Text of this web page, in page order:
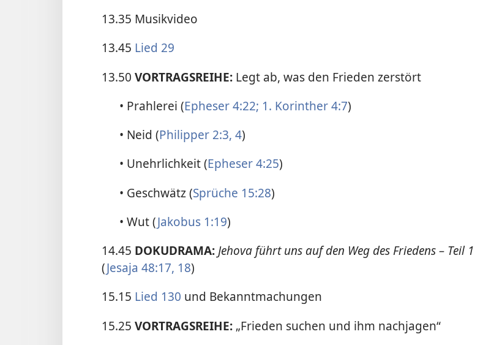
13.35 Musikvideo
13.45 Lied 29
13.50 VORTRAGSREIHE: Legt ab, was den Frieden zerstört
• Prahlerei (Epheser 4:22; 1. Korinther 4:7)
• Neid (Philipper 2:3, 4)
• Unehrlichkeit (Epheser 4:25)
• Geschwätz (Sprüche 15:28)
• Wut (Jakobus 1:19)
14.45 DOKUDRAMA: Jehova führt uns auf den Weg des Friedens – Teil 1
(Jesaja 48:17, 18)
15.15 Lied 130 und Bekanntmachungen
15.25 VORTRAGSREIHE: „Frieden suchen und ihm nachjagen“